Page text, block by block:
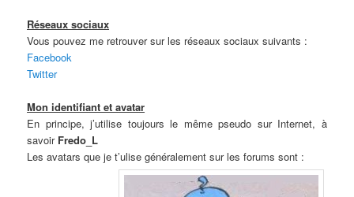
Réseaux sociaux
Vous pouvez me retrouver sur les réseaux sociaux suivants :
Facebook
Twitter
Mon identifiant et avatar
En principe, j’utilise toujours le même pseudo sur Internet, à
savoir Fredo_L
Les avatars que je t’ulise généralement sur les forums sont :